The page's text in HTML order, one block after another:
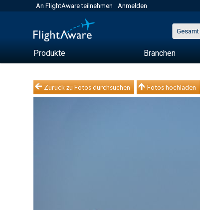
An FlightAware teilnehmen Anmelden
Gesamt
Produkte Branchen
Zurück zu Fotos durchsuchen Fotos hochladen